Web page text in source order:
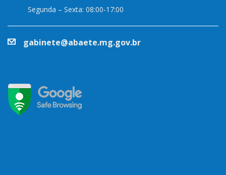
Segunda – Sexta: 08:00-17:00
gabinete@abaete.mg.gov.br